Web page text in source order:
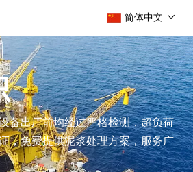
简体中文
备出厂前均经过严格检测，超负荷
，免费提供泥浆处理方案，服务广